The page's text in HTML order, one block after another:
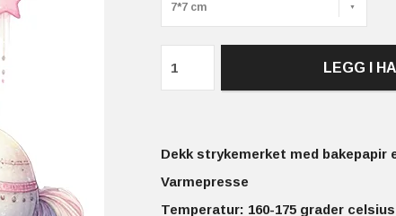
7*7 cm
LEGG I
Dekk strykemerket med bakepapir
Varmepresse
Temperatur: 160-175 grader celsius